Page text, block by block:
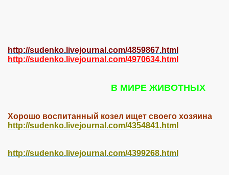
http://sudenko.livejournal.com/4859867.html
http://sudenko.livejournal.com/4970634.html
В МИРЕ ЖИВОТНЫХ
Хорошо воспитанный козел ищет своего хозяина
http://sudenko.livejournal.com/4354841.html
http://sudenko.livejournal.com/4399268.html